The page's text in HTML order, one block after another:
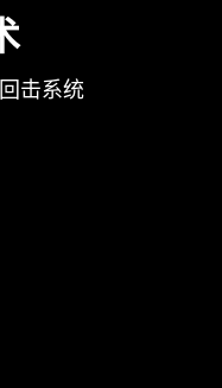
击系统